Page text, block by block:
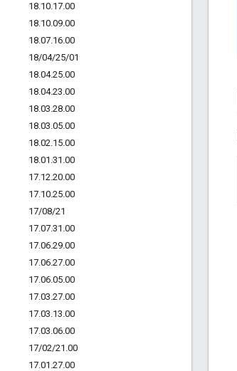
18.10.17.00
18.10.09.00
18.07.16.00
18/04/25/01
18.04.25.00
18.04.23.00
18.03.28.00
18.03.05.00
18.02.15.00
18.01 .31 .00
17.12.20.00
17.10.25.00
17/08/21
17.07.31 .00
17.06.29.00
17.06.27.00
17.06.05.00
17.03.27.00
17.03.13.00
17.03.06.00
17/02/21 .00
17.01 .27.00